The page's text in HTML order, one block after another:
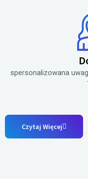
spersonalizowana
Czytaj Więcej